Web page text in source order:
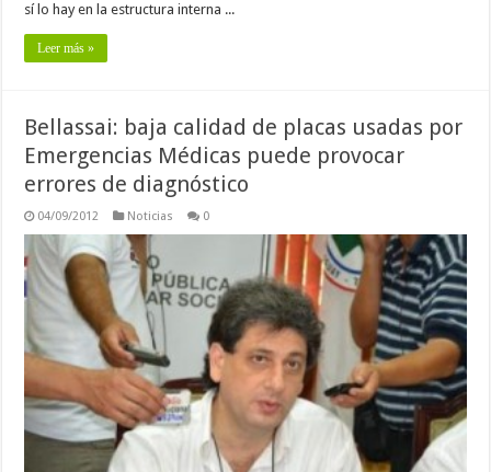
sí lo hay en la estructura interna ...
Leer más »
Bellassai: baja calidad de placas usadas por
Emergencias Médicas puede provocar
errores de diagnóstico
04/09/2012 Noticias 0